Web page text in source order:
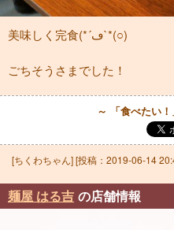
美味しく完食(*´ڡ`*(○)
ごちそうさまでした！
～ 「食べたい
[ちくわちゃん] [投稿： 2019-06-14
麺屋 はる吉 の店舗情報